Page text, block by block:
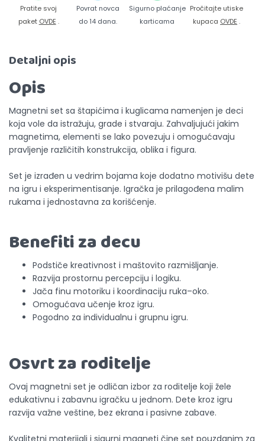
Pratite svoj
paket OVDE .
Povrat novca
do 14 dana.
Sigurno plaćanje
karticama
Pročitajte utiske
kupaca OVDE .
Detaljni opis
Opis
Magnetni set sa štapićima i kuglicama namenjen je deci
koja vole da istražuju, grade i stvaraju. Zahvaljujući jakim
magnetima, elementi se lako povezuju i omogućavaju
pravljenje različitih konstrukcija, oblika i figura.
Set je izrađen u vedrim bojama koje dodatno motivišu dete
na igru i eksperimentisanje. Igračka je prilagođena malim
rukama i jednostavna za korišćenje.
Benefiti za decu
Podstiče kreativnost i maštovito razmišljanje.
Razvija prostornu percepciju i logiku.
Jača finu motoriku i koordinaciju ruka–oko.
Omogućava učenje kroz igru.
Pogodno za individualnu i grupnu igru.
Osvrt za roditelje
Ovaj magnetni set je odličan izbor za roditelje koji žele
edukativnu i zabavnu igračku u jednom. Dete kroz igru
razvija važne veštine, bez ekrana i pasivne zabave.